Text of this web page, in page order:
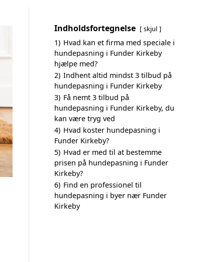
Indholdsfortegnelse skjul
1) Hvad kan et firma med speciale i
hundepasning i Funder Kirkeby
hjælpe med?
2) Indhent altid mindst 3 tilbud på
hundepasning i Funder Kirkeby
3) Få nemt 3 tilbud på
hundepasning i Funder Kirkeby, du
kan være tryg ved
4) Hvad koster hundepasning i
Funder Kirkeby?
5) Hvad er med til at bestemme
prisen på hundepasning i Funder
Kirkeby?
6) Find en professionel til
hundepasning i byer nær Funder
Kirkeby